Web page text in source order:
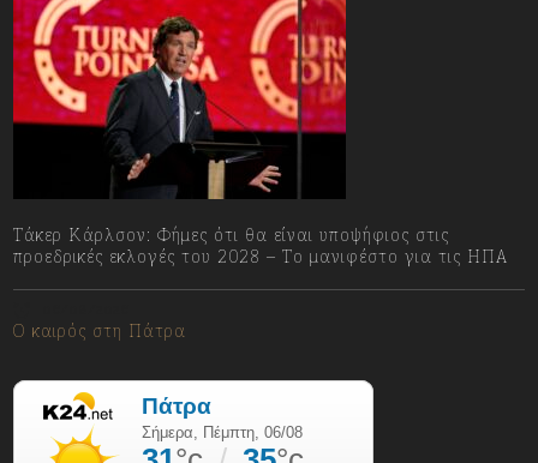
Τάκερ Κάρλσον: Φήμες ότι θα είναι υποψήφιος στις
προεδρικές εκλογές του 2028 – Το μανιφέστο για τις ΗΠΑ
Ο καιρός στη Πάτρα